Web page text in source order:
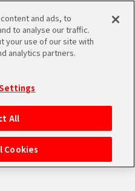
MEN
and ads, to
to analyse our traffic.
your use of our site with
analytics partners.
All
Cookies